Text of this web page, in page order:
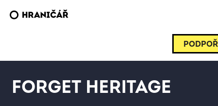
FORGET HERITAGE